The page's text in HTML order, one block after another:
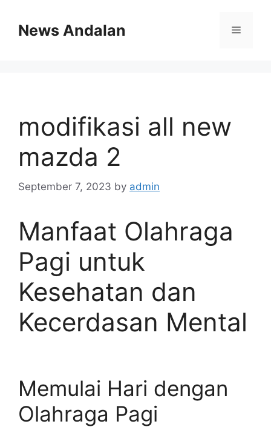
contentNews Andalan Menu
modifikasi all new
mazda 2
September 7, 2023 by admin
Manfaat Olahraga
Pagi untuk
Kesehatan dan
Kecerdasan Mental
Memulai Hari dengan
Olahraga Pagi